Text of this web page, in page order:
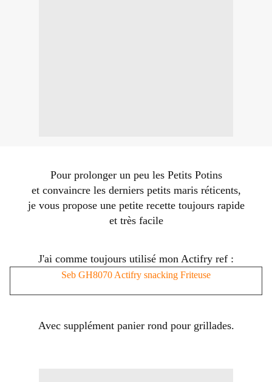
Pour prolonger un peu les Petits Potins
et convaincre les derniers petits maris réticents,
je vous propose une petite recette toujours rapide
et très facile
J'ai comme toujours utilisé mon Actifry ref :
Seb GH8070 Actifry snacking Friteuse
Avec supplément panier rond pour grillades.